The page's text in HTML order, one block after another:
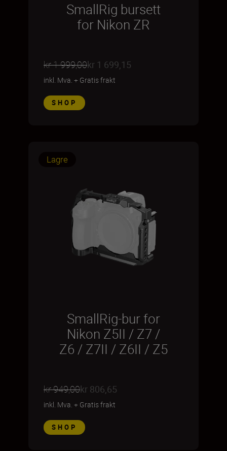
SmallRig bursett
for Nikon ZR
kr 1 999,00kr 1 699,15
inkl. Mva. + Gratis frakt
SHOP
Lagre
SmallRig-bur for
Nikon Z5II / Z7 /
Z6 / Z7II / Z6II / Z5
kr 949,00kr 806,65
inkl. Mva. + Gratis frakt
SHOP